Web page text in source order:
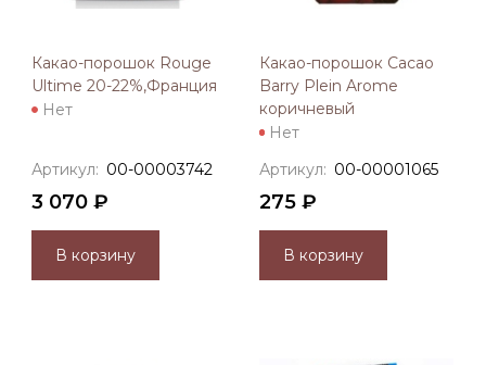
Какао-порошок Rouge
Ultime 20-22%,Франция
Нет
Артикул: 00-00003742
3 070 ₽
В корзину
Какао-порошок Cacao
Barry Plein Arome
коричневый
Нет
Артикул: 00-00001065
275 ₽
В корзину